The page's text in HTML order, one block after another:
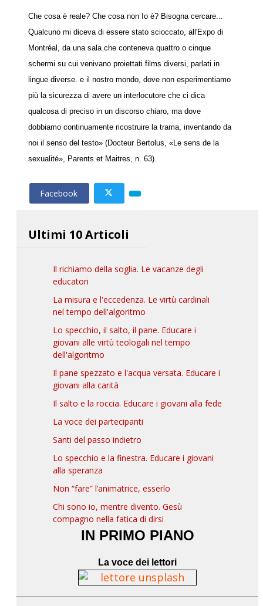
Che cosa è reale? Che cosa non Io è? Bisogna cercare...
Qualcuno mi diceva di essere stato scioccato, all'Expo di
Montréal, da una sala che conteneva quattro o cinque
schermi su cui venivano proiettati films diversi, parlati in
lingue diverse. e il nostro mondo, dove non esperimentiamo
più la sicurezza di avere un interlocutore che ci dica
qualcosa di preciso in un discorso chiaro, ma dove
dobbiamo continuamente ricostruire la trama, inventando da
noi il senso del testo» (Docteur Bertolus, «Le sens de la
sexualité», Parents et Maitres, n. 63).
Facebook
Ultimi 10 Articoli
Il richiamo della soglia. Le vacanze degli
educatori
La misura e l'eccedenza. Le virtù cardinali
nel tempo dell'algoritmo
Lo specchio, il salto, il pane. Educare i
giovani alle virtù teologali nel tempo
dell'algoritmo
Il pane spezzato e l'acqua versata. Educare i
giovani alla carità
Il salto e la roccia. Educare i giovani alla fede
La voce dei partecipanti
Santi del passo indietro
Lo specchio e la finestra. Educare i giovani
alla speranza
Non “fare” l’animatrice, esserlo
Chi sono io, mentre divento. Gesù
compagno nella fatica di dirsi
IN PRIMO PIANO
La voce dei lettori